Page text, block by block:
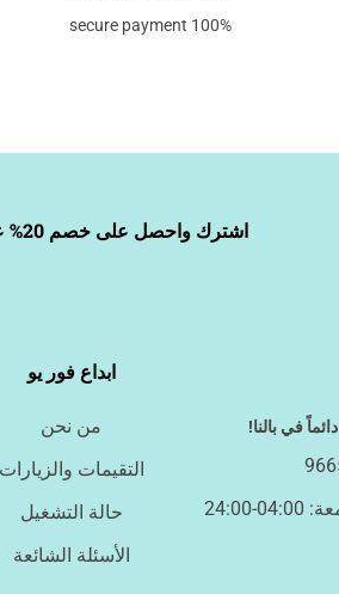
100% secure payment
اشترك واحصل على خصم 20% على أول عملية شراء.
في بالنا!
ابداع فور يو
من نحن
التقيمات والزيارات
حالة التشغيل
الأسئلة الشائعة